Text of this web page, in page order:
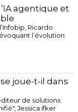
agentique et
Ricardo
l’évolution
joue-t-il dans
de solutions
Jessica Ifker